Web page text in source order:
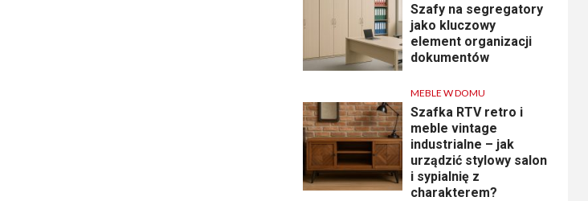
Szafy na segregatory
jako kluczowy
element organizacji
dokumentów
MEBLE W DOMU
Szafka RTV retro i
meble vintage
industrialne – jak
urządzić stylowy salon
i sypialnię z
charakterem?